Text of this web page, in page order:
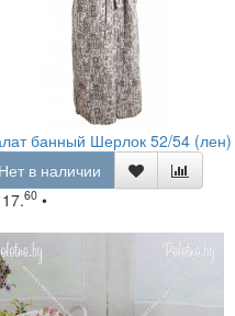
банный Шерлок 52/54 (лен)
в наличии
60 •